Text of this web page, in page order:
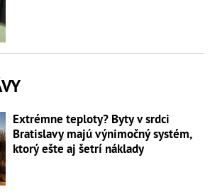
Extrémne teploty? Byty v srdci
Bratislavy majú výnimočný systém,
ktorý ešte aj šetrí náklady